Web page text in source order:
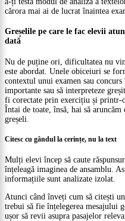
cărora mai ai de lucrat înaintea
Greșelile pe care le fac elevii
dată
Nu de puține ori, dificultatea nu
este abordat. Unele obiceiuri se
contextul unui examen sau
importante sau să interpreteze
fi corectate prin exercițiu și printr-
Întai de toate, însă, hai să
greșeli.
Citesc cu gândul la cerințe, nu la text
Mulți elevi încep să caute
înțeleagă imaginea de ansamblu.
informațiile sunt analizate izolat.
Atunci când înveți cum să citești
trebui să fie înțelegerea mesajului
ușor să revii asupra pasajelor